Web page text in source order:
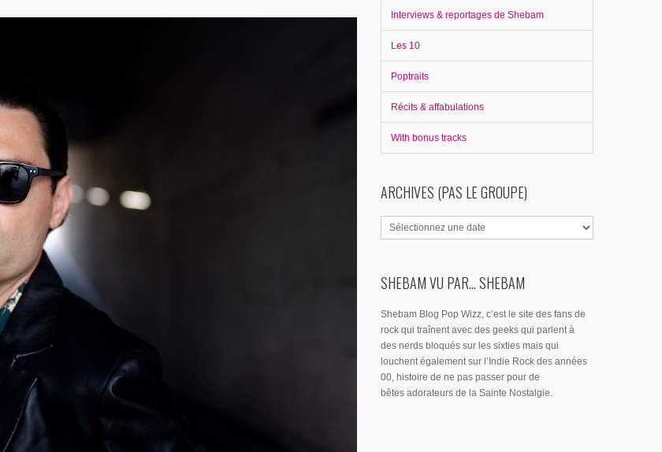
Interviews & reportages de Shebam
Les 10
Poptraits
Récits & affabulations
With bonus tracks
ARCHIVES (PAS LE GROUPE)
SHEBAM VU PAR... SHEBAM
Shebam Blog Pop Wizz, c’est le site des fans de
rock qui traînent avec des geeks qui parlent à
des nerds bloqués sur les sixties mais qui
louchent également sur l’Indie Rock des années
00, histoire de ne pas passer pour de
bêtes adorateurs de la Sainte Nostalgie.